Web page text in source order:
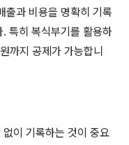
출과 비용을 명확히 기록
특히 복식부기를 활용하
까지 공제가 가능합니
이 기록하는 것이 중요